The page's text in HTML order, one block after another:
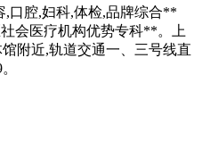
,口腔,妇科,体检,品牌综合**
会医疗机构优势专科**。上
附近,轨道交通一、三号线直